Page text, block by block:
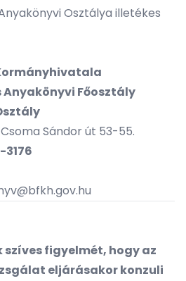
Osztálya illetékes
Főosztály
Sándor út 53-55.
3176
figyelmét, hogy az
eljárásakor konzuli